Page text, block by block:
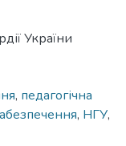
України
, педагогічна
, НГУ,